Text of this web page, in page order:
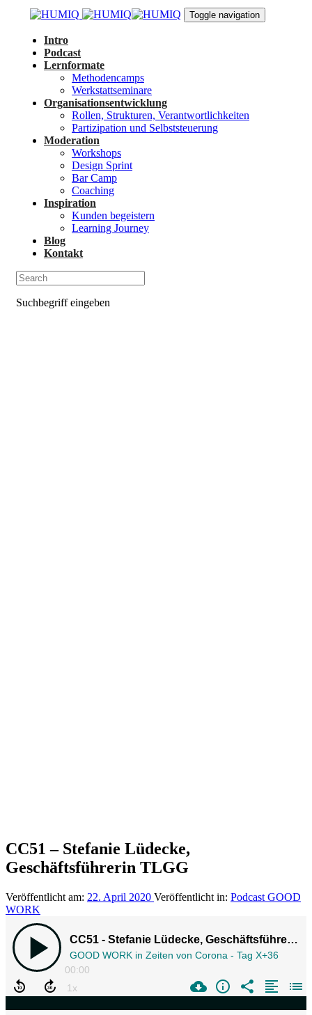
überspringen
primären
Navigation
Toggle navigation
Intro
Podcast
Lernformate
Methodencamps
Werkstattseminare
Organisationsentwicklung
Rollen, Strukturen, Verantwortlichkeiten
Partizipation und Selbststeuerung
Moderation
Workshops
Design Sprint
Bar Camp
Coaching
Inspiration
Kunden begeistern
Learning Journey
Blog
Kontakt
Suchbegriff eingeben
CC51 – Stefanie Lüdecke,
Geschäftsführerin TLGG
Veröffentlicht am: 22. April 2020 Veröffentlicht in: Podcast GOOD
WORK